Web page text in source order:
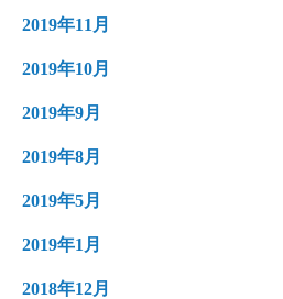
2019年11月
2019年10月
2019年9月
2019年8月
2019年5月
2019年1月
2018年12月